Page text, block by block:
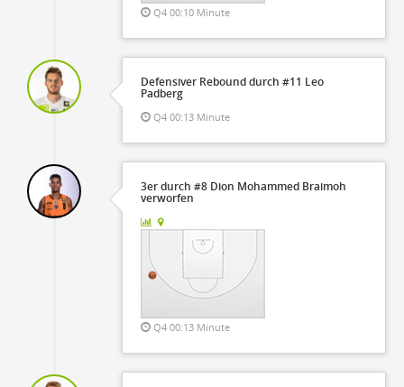
Q4 00:10 Minute
Defensiver Rebound durch #11 Leo
Padberg
Q4 00:13 Minute
3er durch #8 Dion Mohammed Braimoh
verworfen
Q4 00:13 Minute